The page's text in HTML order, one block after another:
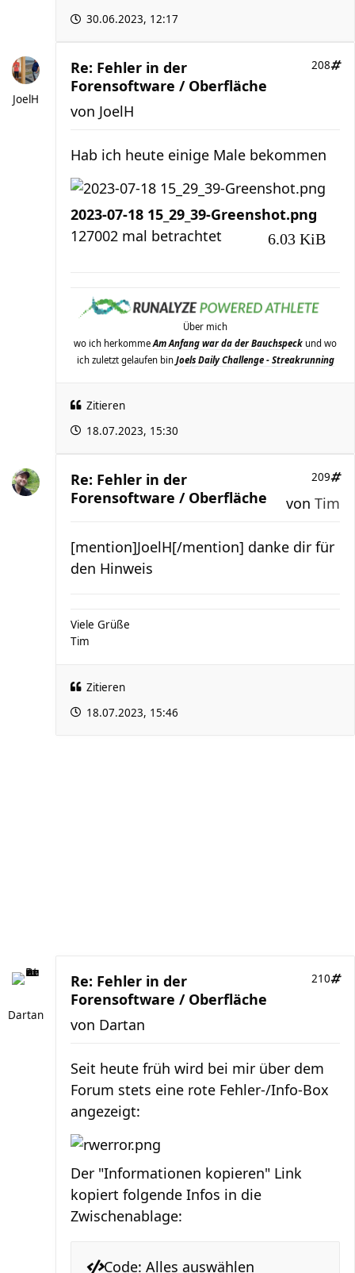
30.06.2023, 12:17
JoelH
Re: Fehler in der
Forensoftware / Oberfläche
208
von JoelH
Hab ich heute einige Male bekommen
2023-07-18 15_29_39-Greenshot.png
127002 mal betrachtet
6.03 KiB
Über mich
wo ich herkomme Am Anfang war da der Bauchspeck und wo
ich zuletzt gelaufen bin Joels Daily Challenge - Streakrunning
Zitieren
18.07.2023, 15:30
Re: Fehler in der
Forensoftware / Oberfläche
209
von Tim
[mention]JoelH[/mention] danke dir für
den Hinweis
Viele Grüße
Tim
Zitieren
18.07.2023, 15:46
Dartan
Re: Fehler in der
Forensoftware / Oberfläche
210
von Dartan
Seit heute früh wird bei mir über dem
Forum stets eine rote Fehler-/Info-Box
angezeigt:
Der "Informationen kopieren" Link
kopiert folgende Infos in die
Zwischenablage:
Code: Alles auswählen